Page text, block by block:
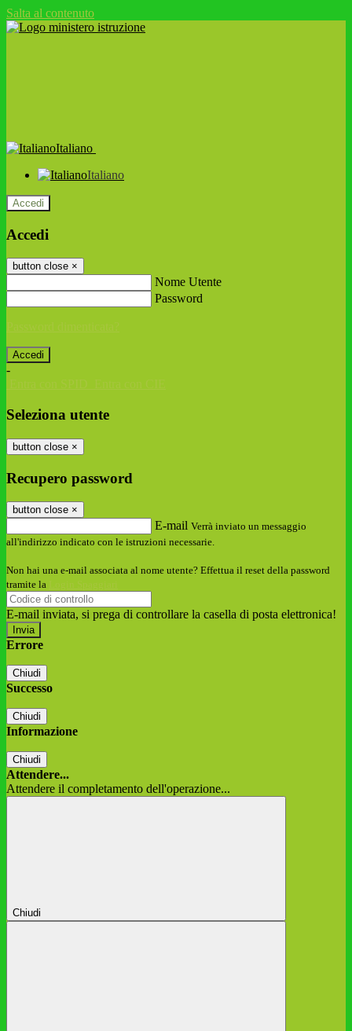
Salta al contenuto
Italiano
Italiano
Accedi
Accedi
button close ×
Nome Utente
Password
-
Seleziona utente
button close ×
Recupero password
button close ×
E-mail Verrà inviato un messaggio
all'indirizzo indicato con le istruzioni necessarie.
Non hai una e-mail associata al nome utente? Effettua il reset della password
tramite la
E-mail inviata, si prega di controllare la casella di posta elettronica!
Errore
Chiudi
Successo
Chiudi
Informazione
Chiudi
Attendere...
Attendere il completamento dell'operazione...
Chiudi